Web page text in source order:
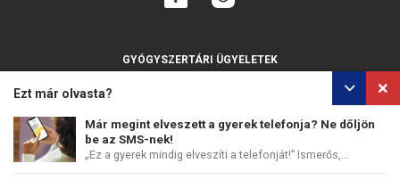
Ezt már olvasta?
Már megint elveszett a gyerek telefonja? Ne dőljön
be az SMS-nek!
„Ez a gyerek mindig elveszíti a telefonját!” Ismerős,...
GYÓGYSZERTÁRI ÜGYELETEK
SZEMÉLYES ADATOK VÉDELME SÜTIK HASZNÁLATA